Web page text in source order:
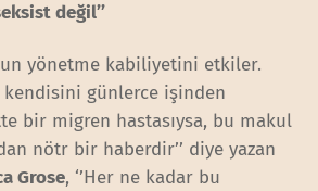
değil’’
yönetme kabiliyetini etkiler.
kendisini günlerce işinden
bir migren hastasıysa, bu makul
nötr bir haberdir’’ diye yazan
Grose, ‘’Her ne kadar bu